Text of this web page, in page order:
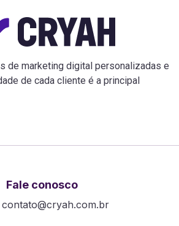
de marketing digital personalizadas e
de cada cliente é a principal
Fale conosco
contato@cryah.com.br